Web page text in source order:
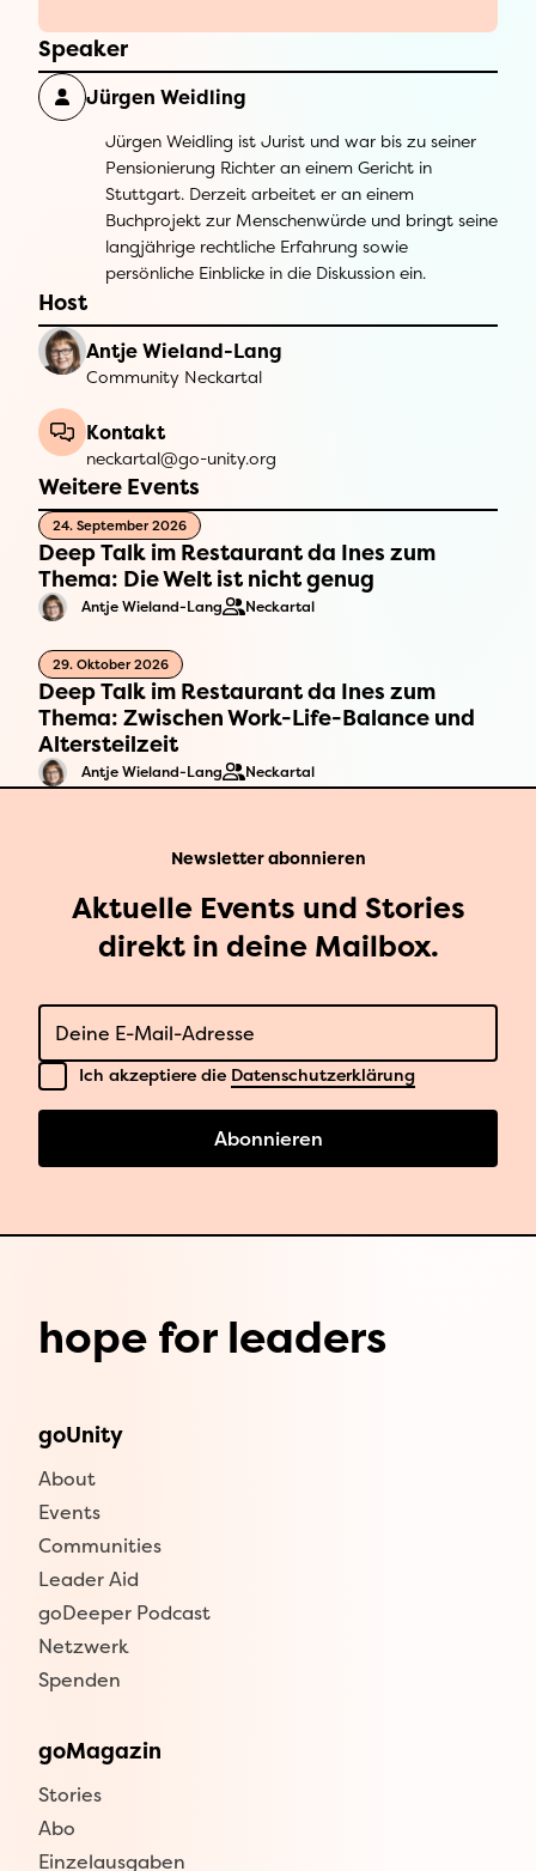
Speaker
Jürgen Weidling
Jürgen Weidling ist Jurist und war bis zu seiner
Pensionierung Richter an einem Gericht in
Stuttgart. Derzeit arbeitet er an einem
Buchprojekt zur Menschenwürde und bringt seine
langjährige rechtliche Erfahrung sowie
persönliche Einblicke in die Diskussion ein.
Host
Antje Wieland-Lang
Community Neckartal
Kontakt
neckartal@go-unity.org
Weitere Events
24. September 2026
Deep Talk im Restaurant da Ines zum
Thema: Die Welt ist nicht genug
Antje Wieland-Lang Neckartal
29. Oktober 2026
Deep Talk im Restaurant da Ines zum
Thema: Zwischen Work-Life-Balance und
Altersteilzeit
Antje Wieland-Lang Neckartal
Newsletter abonnieren
Aktuelle Events und Stories
direkt in deine Mailbox.
E-Mail
Datenschutz
Ich akzeptiere die Datenschutzerklärung
Abonnieren
hope for leaders
goUnity
About
Events
Communities
Leader Aid
goDeeper Podcast
Netzwerk
Spenden
goMagazin
Stories
Abo
Einzelausgaben